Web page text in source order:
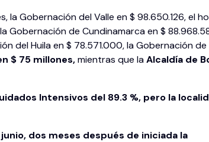
Gobernación del Valle en $ 98.650.126, el
Gobernación de Cundinamarca en $
del Huila en $ 78.571.000, la Gobernación
$ 75 millones,mientras que laAlcaldía de
Intensivos del 89.3 %, pero la
dos meses después de iniciada la